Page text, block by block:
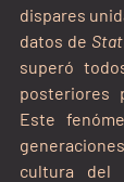
dispares
datos de
superó
posteriores
Este
cultura del